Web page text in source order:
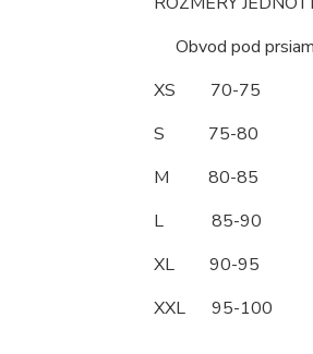
Obvod pod
XS 70-
S 75-80
M 80-85
L 85-90
XL 90-95
XXL 95-